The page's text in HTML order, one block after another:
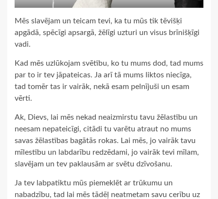
Mēs slavējam un teicam tevi, ka tu mūs tik tēvišķi
apgādā, spēcīgi apsargā, žēlīgi uzturi un visus brīnišķīgi
vadi.
Kad mēs uzlūkojam svētību, ko tu mums dod, tad mums
par to ir tev jāpateicas. Ja arī tā mums liktos niecīga,
tad tomēr tas ir vairāk, nekā esam pelnījuši un esam
vērti.
Ak, Dievs, lai mēs nekad neaizmirstu tavu žēlastību un
neesam nepateicīgi, citādi tu varētu atraut no mums
savas žēlastības bagātās rokas. Lai mēs, jo vairāk tavu
mīlestību un labdarību redzēdami, jo vairāk tevi mīlam,
slavējam un tev paklausām ar svētu dzīvošanu.
Ja tev labpatiktu mūs piemeklēt ar trūkumu un
nabadzību, tad lai mēs tādēļ neatmetam savu cerību uz